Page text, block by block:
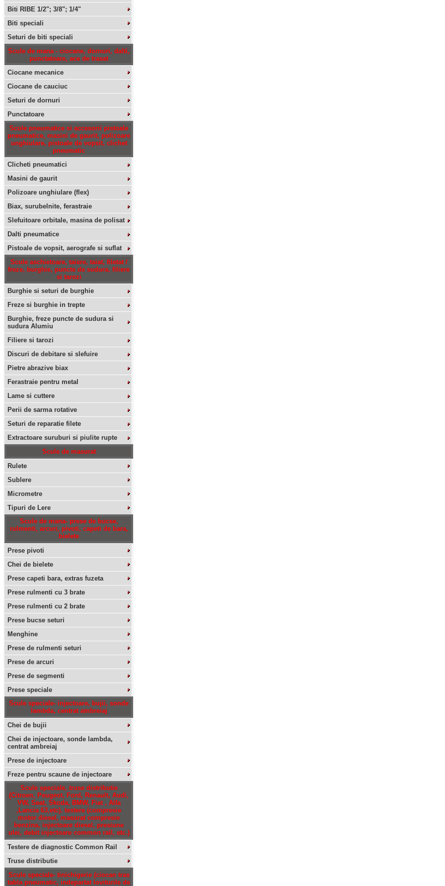
Biti RIBE 1/2"; 3/8"; 1/4"
Biti speciali
Seturi de biti speciali
Scule de mana - ciocane, dornuri, dalti,
punctatoare, ace de trasat
Ciocane mecanice
Ciocane de cauciuc
Seturi de dornuri
Punctatoare
Scule pneumatice si accesorii pistoale
pneumatice, masini de gaurit, polizoare
unghiulare, pistoale de vopsit, clichet
pneumatic
Clicheti pneumatici
Masini de gaurit
Polizoare unghiulare (flex)
Biax, surubelnite, ferastraie
Slefuitoare orbitale, masina de polisat
Dalti pneumatice
Pistoale de vopsit, aerografe si suflat
Scule aschietoare, taiere, taiat, filetat /
freze, burghie, puncte de sudura, filiere
si tarozi
Burghie si seturi de burghie
Freze si burghie in trepte
Burghie, freze puncte de sudura si
sudura Alumiu
Filiere si tarozi
Discuri de debitare si slefuire
Pietre abrazive biax
Ferastraie pentru metal
Lame si cuttere
Perii de sarma rotative
Seturi de reparatie filete
Extractoare suruburi si piulite rupte
Scule de masurat
Rulete
Sublere
Micrometre
Tipuri de Lere
Scule de mana- prese de bucse,
rulmenti, arcuri, pivoti, capeti de bara,
bielete
Prese pivoti
Chei de bielete
Prese capeti bara, extras fuzeta
Prese rulmenti cu 3 brate
Prese rulmenti cu 2 brate
Prese bucse seturi
Menghine
Prese de rulmenti seturi
Prese de arcuri
Prese de segmenti
Prese speciale
Scule speciale- injectoare, bujii, sonde
lambda, centrat ambreiaj
Chei de bujii
Chei de injectoare, sonde lambda,
centrat ambreiaj
Prese de injectoare
Freze pentru scaune de injectoare
Scule speciale, truse distributie
(Citroen, Peugeot, Ford, Renault, Audi,
VW, Seat, Skoda, BMW, Fiat , Alfa
,Lancia 63,etc). testere (compresie
motor diesel, masurat compresie
benzina, injectoare diesel, presiune
ulei, debit injectoare common rail, etc.)
Testere de diagnostic Common Rail
Truse distributie
Scule speciale- tinichigerie (ciocan tras
tabla pneumatic, indepartat loviturile de